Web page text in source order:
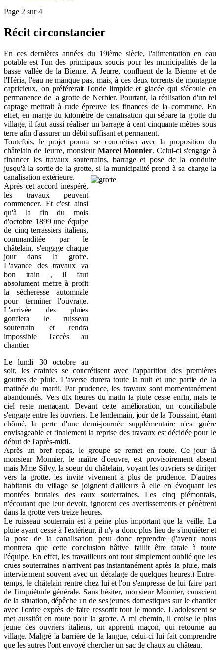
Page 2 sur 4
Récit circonstancier
En ces dernières années du 19ième siècle, l'alimentation en eau
potable est l'un des principaux soucis pour les municipalités de la
basse vallée de la Bienne. A Jeurre, confluent de la Bienne et de
l'Héria, l'eau ne manque pas, mais, à ces deux torrents de montagne
capricieux, on préférerait l'onde limpide et glacée qui s'écoule en
permanence de la grotte de Nerbier. Pourtant, la réalisation d'un tel
captage mettrait à rude épreuve les finances de la commune. En
effet, en marge du kilomètre de canalisation qui sépare la grotte du
village, il faut aussi réaliser un barrage à cent cinquante mètres sous
terre afin d'assurer un débit suffisant et permanent.
Toutefois, le projet pourra se concrétiser avec la proposition du
châtelain de Jeurre, monsieur Marcel Monnier. Celui-ci s'engage à
financer les travaux souterrains, barrage et pose de la conduite
jusqu'à la sortie de la grotte, si la municipalité prend à sa charge la
canalisation extérieure.
Après cet accord inespéré,
les travaux peuvent
commencer. Et c'est ainsi
qu'à la fin du mois
d'octobre 1899 une équipe
de cinq terrassiers italiens,
commanditée par le
châtelain, s'engage chaque
jour dans la grotte.
L'avance des travaux va
bon train , il faut
absolument mettre à profit
la sécheresse automnale
pour terminer l'ouvrage.
L'arrivée des pluies
gonflera le ruisseau
souterrain et rendra
impossible l'accès au
chantier.
Le lundi 30 octobre au
soir, les craintes se concrétisent avec l'apparition des premières
gouttes de pluie. L'averse durera toute la nuit et une partie de la
matinée du mardi. Par prudence, les travaux sont momentanément
abandonnés. Vers dix heures du matin la pluie cesse enfin, mais le
ciel reste menaçant. Devant cette amélioration, un conciliabule
s'engage entre les ouvriers. Le lendemain, jour de la Toussaint, étant
chômé, la perte d'une demi-journée supplémentaire n'est guère
envisageable et finalement la reprise des travaux est décidée pour le
début de l'après-midi.
Après un bref repas, le groupe se remet en route. Ce jour là
monsieur Monnier, le maître d'oeuvre, est provisoirement absent
mais Mme Silvy, la soeur du châtelain, voyant les ouvriers se diriger
vers la grotte, les invite vivement à plus de prudence. D'autres
habitants du village se joignent d'ailleurs à elle en évoquant les
montées brutales des eaux souterraines. Les cinq piémontais,
n'écoutant que leur devoir, ignorent ces avertissements et pénètrent
dans la grotte vers treize heures.
Le ruisseau souterrain est à peine plus important que la veille. La
pluie ayant cessé à l'extérieur, il n'y a donc plus lieu de s'inquiéter et
la pose de la canalisation peut donc reprendre (l'avenir nous
montrera que cette conclusion hâtive faillit être fatale à toute
l'équipe. En effet, les travailleurs ont tout simplement oublié que les
crues souterraines n'arrivent pas instantanément après la pluie, mais
interviennent souvent avec un décalage de quelques heures.) Entre-
temps, le châtelain rentre chez lui et l'on s'empresse de lui faire part
de l'inquiétude générale. Sans hésiter, monsieur Monnier, conscient
de la situation, dépêche un de ses jeunes domestiques sur le chantier
avec l'ordre exprès de faire ressortir tout le monde. L'adolescent se
met aussitôt en route pour la grotte. A mi chemin, il croise le plus
jeune des ouvriers italiens, un apprenti maçon, qui retourne au
village. Malgré la barrière de la langue, celui-ci lui fait comprendre
que les autres l'ont envoyé chercher un sac de chaux au château.